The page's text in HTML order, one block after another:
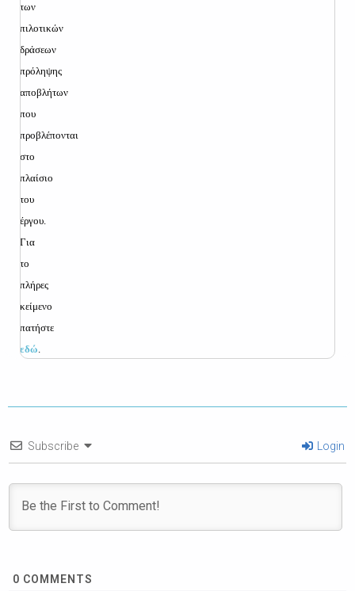
των
πιλοτικών
δράσεων
πρόληψης
αποβλήτων
που
προβλέπονται
στο
πλαίσιο
του
έργου.
Για
το
πλήρες
κείμενο
πατήστε
εδώ.
Subscribe Login
0 COMMENTS